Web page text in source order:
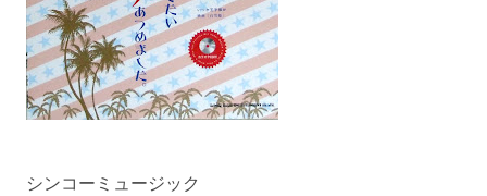
シンコーミュージック